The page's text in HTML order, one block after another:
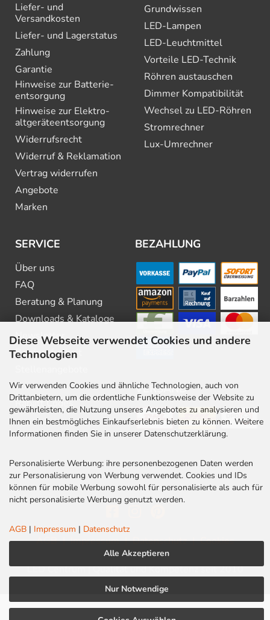
Diese Webseite verwendet Cookies und andere
Technologien
Wir verwenden Cookies und ähnliche Technologien, auch von
Drittanbietern, um die ordentliche Funktionsweise der Website zu
gewährleisten, die Nutzung unseres Angebotes zu analysieren und
Ihnen ein bestmögliches Einkaufserlebnis bieten zu können. Weitere
Informationen finden Sie in unserer Datenschutzerklärung.
Personalisierte Werbung: ihre personenbezogenen Daten werden
zur Personalisierung von Werbung verwendet. Cookies und IDs
können für mobile Werbung sowohl für personalisierte als auch für
nicht personalisierte Werbung genutzt werden.
AGB | Impressum | Datenschutz
Alle Akzeptieren
Nur Notwendige
Liefer- und
Versandkosten
Liefer- und Lagerstatus
Zahlung
Garantie
Hinweise zur Batterie­
entsorgung
Hinweise zur Elektro­
altgeräte­entsorgung
Widerrufsrecht
Widerruf & Reklamation
Vertrag widerrufen
Angebote
Marken
Grundwissen
LED-Lampen
LED-Leuchtmittel
Vorteile LED-Technik
Röhren austauschen
Dimmer Kompatibilität
Wechsel zu LED-Röhren
Stromrechner
Lux-Umrechner
SERVICE
Über uns
FAQ
Beratung & Planung
Downloads & Kataloge
Newsletter
Barrierefreiheit
Kontakt
Rabatt Codes
BEZAHLUNG
VERSAND
AGB | Impressum | Datenschutz | Cookies
LED Centrum | Qualität und Kompetenz seit 2010